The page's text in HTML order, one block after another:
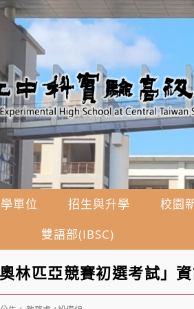
單位 招生與升學 校園
雙語部(IBSC)
林匹亞競賽初選考試」